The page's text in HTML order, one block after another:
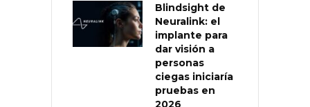
Blindsight de
Neuralink: el
implante para
dar visión a
personas
ciegas iniciaría
pruebas en
2026